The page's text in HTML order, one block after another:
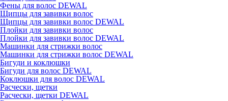
Фены для волос DEWAL
Щипцы для завивки волос
Щипцы для завивки волос DEWAL
Плойки для завивки волос
Плойки для завивки волос DEWAL
Машинки для стрижки волос
Машинки для стрижки волос DEWAL
Бигуди и коклюшки
Бигуди для волос DEWAL
Коклюшки для волос DEWAL
Расчески, щетки
Расчески, щетки DEWAL